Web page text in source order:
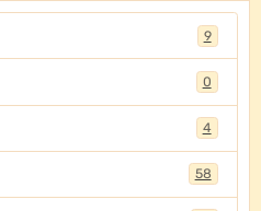
9
0
4
58